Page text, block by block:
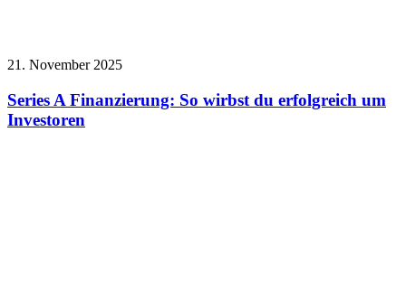
21. November 2025
Series A Finanzierung: So wirbst du erfolgreich um
Investoren